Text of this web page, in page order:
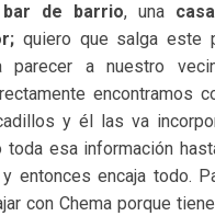
de barrio, una
quiero que salga este
a nuestro
encontramos
y él las va
toda esa información
entonces encaja todo.
con Chema porque